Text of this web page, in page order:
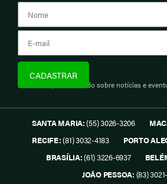
Assine e fique informado sobre notícias e
SANTA MARIA:(55) 3026-3206
RECIFE:(81) 3032-4183 PORTO
BRASÍLIA:(61) 3226-6937
JOÃO PESSOA: (83)